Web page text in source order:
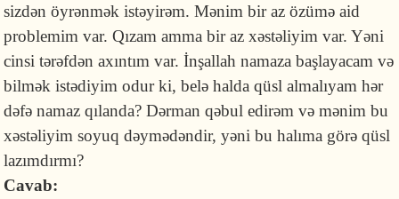
sizdən öyrənmək istəyirəm. Mənim bir az özümə aid
problemim var. Qızam amma bir az xəstəliyim var. Yəni
cinsi tərəfdən axıntım var. İnşallah namaza başlayacam və
bilmək istədiyim odur ki, belə halda qüsl almalıyam hər
dəfə namaz qılanda? Dərman qəbul edirəm və mənim bu
xəstəliyim soyuq dəymədəndir, yəni bu halıma görə qüsl
lazımdırmı?
Cavab: